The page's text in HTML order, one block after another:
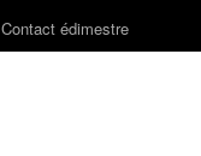
Contact édimestre